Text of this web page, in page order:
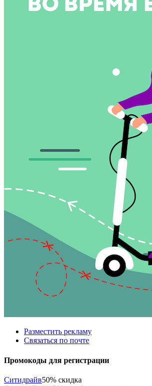
Разместить рекламу
Связаться по почте
Промокоды для регистрации
Ситидрайв50% скидка